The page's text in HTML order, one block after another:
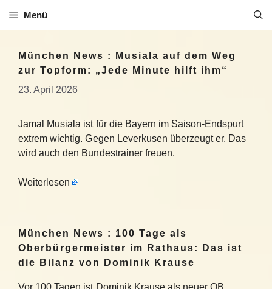
Inhalt
Menü
München News : Musiala auf dem Weg
zur Topform: „Jede Minute hilft ihm“
23. April 2026
Jamal Musiala ist für die Bayern im Saison-Endspurt
extrem wichtig. Gegen Leverkusen überzeugt er. Das
wird auch den Bundestrainer freuen.
Weiterlesen
München News : 100 Tage als
Oberbürgermeister im Rathaus: Das ist
die Bilanz von Dominik Krause
Vor 100 Tagen ist Dominik Krause als neuer OB